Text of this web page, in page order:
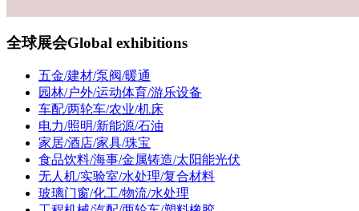
全球展会Global exhibitions
五金/建材/泵阀/暖通
园林/户外/运动体育/游乐设备
车配/两轮车/农业/机床
电力/照明/新能源/石油
家居/酒店/家具/珠宝
食品饮料/海事/金属铸造/太阳能光伏
无人机/实验室/水处理/复合材料
玻璃门窗/化工/物流/水处理